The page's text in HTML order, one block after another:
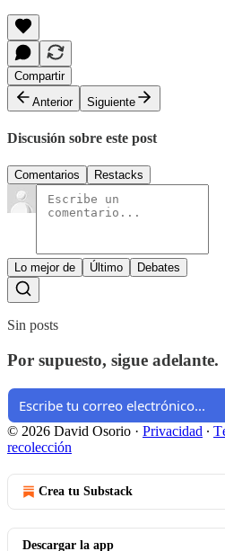
Compartir
Anterior
Siguiente
Discusión sobre este post
Comentarios Restacks
Lo mejor de Último Debates
Sin posts
Por supuesto, sigue adelante.
© 2026 David Osorio · Privacidad ∙
recolección
Crea tu Substack
Descargar la app